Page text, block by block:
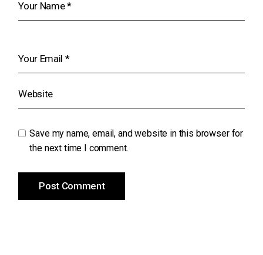
Save my name, email, and website in this browser for
the next time I comment.
Post Comment